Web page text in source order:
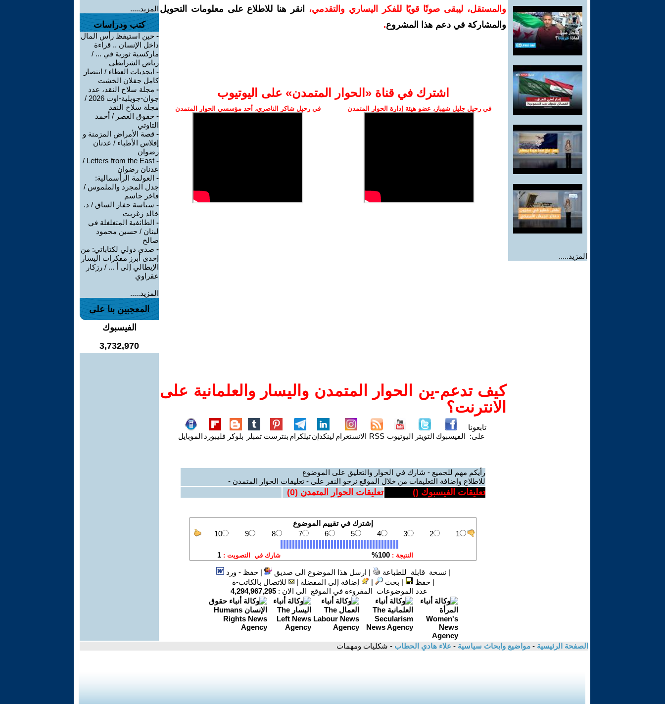
المزيد.....
والمستقل، ليبقى صوتًا قويًا للفكر اليساري والتقدمي،
انقر هنا للاطلاع على معلومات التحويل
والمشاركة في دعم هذا المشروع.
اشترك في قناة ‫«الحوار المتمدن» على اليوتيوب
في رحيل جليل شهباز، عضو هيئة إدارة الحوار المتمدن في رحيل شاكر الناصري، أحد مؤسسي الحوار المتمدن
كيف تدعم-ين الحوار المتمدن واليسار والعلمانية على
الانترنت؟
تابعونا
على: الفيسبوك التويتر اليوتيوب RSS الانستغرام لينكدإنتيلكرام بنترست تمبلر بلوكر فليبورد الموبايل
رأيكم مهم للجميع - شارك في الحوار والتعليق على الموضوع
للاطلاع وإضافة التعليقات من خلال الموقع نرجو النقر على - تعليقات الحوار المتمدن -
تعليقات الفيسبوك () تعليقات الحوار المتمدن (0
)
| نسخة قابلة للطباعة | ارسل هذا الموضوع الى صديق |حفظ - ورد
|حفظ | بحث | إضافة إلى المفضلة |
للاتصال بالكاتب-ة
عدد الموضوعات المقروءة في الموقع الى الان : 4,294,967,295
المزيد.....
كتب ودراسات
- حين استيقظ رأس المال
داخل الإنسان .. قراءة
ماركسية ثورية في ... /
رياض الشرايطي
- ابجديات العطاء / انتصار
كامل جفلان الخشت
- مجلة سلاح النقد، عدد
جوان-جويلية-اوت 2026 /
مجلة سلاح النقد
- حقوق العصر / أحمد
التاوتي
- قصة الأمراض المزمنة و
إفلاس الأطباء / عدنان
رضوان
-
Letters from the East /
عدنان رضوان
- العولمة الرأسمالية:
جدل المجرد والملموس /
فاخر جاسم
- سياسة حفار الساق / د.
خالد زغريت
- الطائفية المتغلغلة في
لبنان / حسين محمود
صالح
- صدى دولي لكتاباتي: من
إحدى أبرز مفكرات اليسار
الإيطالي إلى أ ... / رزكار
عقراوي
المزيد.....
المعجبين بنا على
الفيسبوك
3,732,970
الصفحة الرئيسية - مواضيع وابحاث سياسية - علاء هادي الحطاب - شكليات ومهمات